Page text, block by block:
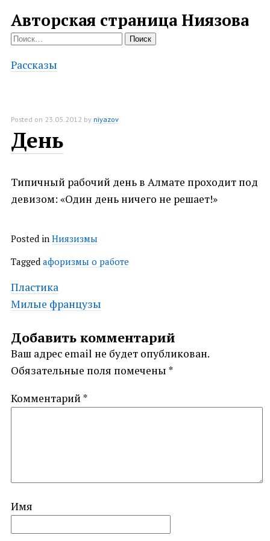
Авторская страница Ниязова
Найти:
Рассказы
Posted on 23.05.2012 byniyazov
День
Типичный рабочий день в Алмате проходит под
девизом: «Один день ничего не решает!»
Posted in Ниязизмы
Tagged афоризмы о работе
Post
navigation
Пластика
Милые французы
Добавить комментарий
Ваш адрес email не будет опубликован.
Обязательные поля помечены *
Комментарий *
Имя